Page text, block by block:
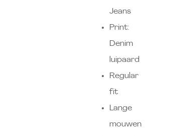
Jeans
Print:
Denim
luipaard
Regular
fit
Lange
mouwen